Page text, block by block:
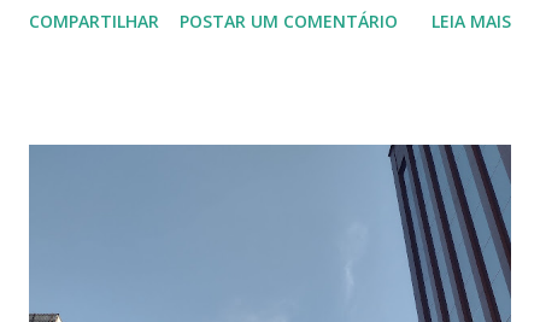
o suficiente para enxergar as rupturas -, mas como alguém
tão valioso tempo a sós, que de só tem muito pouco. os
gestos nunca passavam desapercebidos, mas as vias
respiratórias também não costumam ponderar sobre a
respiração. ela simplesmente acontece, até que deixa de
acontecer perfeitamente. eu pensava em um mundo inteiro
COMPARTILHAR POSTAR UM COMENTÁRIO LEIA MAIS